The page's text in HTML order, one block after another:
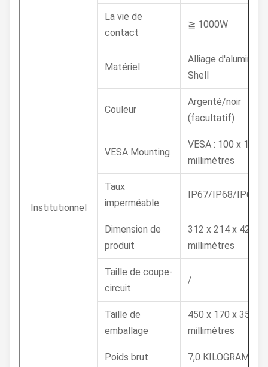
La vie de
contact
≧ 1000W
Institutionnel
Matériel
Alliage d'aluminium
Shell
Couleur
Argenté/noir
(facultatif)
VESA Mounting
VESA : 100 x 100
millimètres
Taux
imperméable
IP67/IP68/IP69K
Dimension de
produit
312 x 214 x 42
millimètres
Taille de coupe-
circuit
/
Taille de
emballage
450 x 170 x 350
millimètres
Poids brut 7,0